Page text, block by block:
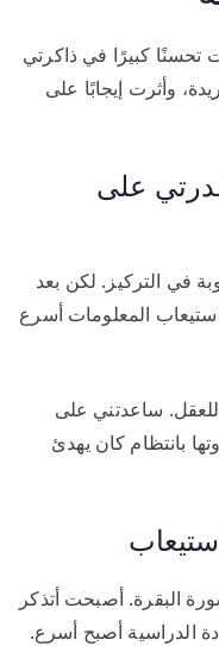
تحسنًا كبيرًا في ذاكرتي
وأثرت إيجابًا على
على
في التركيز. لكن بعد
المعلومات أسرع
ساعدتني على
بانتظام كان يهدئ
البقرة. أصبحت أتذكر
الدراسية أصبح أسرع.